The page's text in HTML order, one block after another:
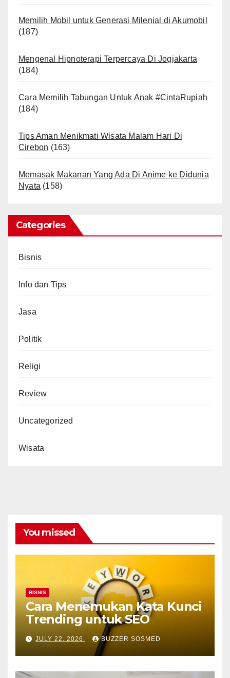
Memilih Mobil untuk Generasi Milenial di Akumobil
(187)
Mengenal Hipnoterapi Terpercaya Di Jogjakarta
(184)
Cara Memilih Tabungan Untuk Anak #CintaRupiah
(184)
Tips Aman Menikmati Wisata Malam Hari Di
Cirebon (163)
Memasak Makanan Yang Ada Di Anime ke Didunia
Nyata (158)
Categories
Bisnis
Info dan Tips
Jasa
Politik
Religi
Review
Uncategorized
Wisata
You missed
BISNIS
Cara Menemukan Kata Kunci
Trending untuk SEO
JULY 22, 2026 BUZZER SOSMED